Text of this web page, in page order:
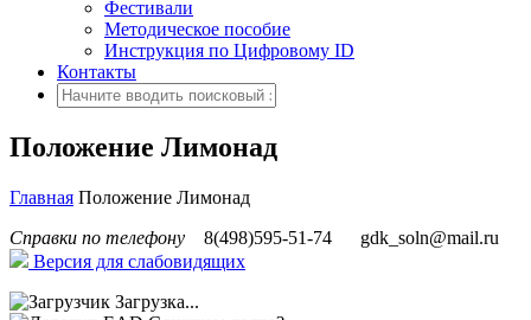
Фестивали
Методическое пособие
Инструкция по Цифровому ID
Контакты
Положение Лимонад
Главная Положение Лимонад
Справки по телефону
8(498)595-51-74
gdk_soln@mail.ru
Версия для слабовидящих
Загрузка...